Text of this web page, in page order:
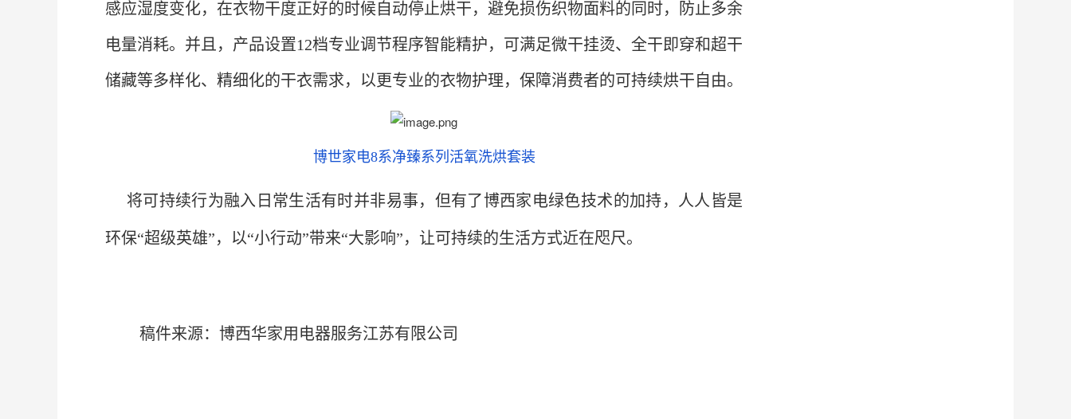
感应湿度变化，在衣物干度正好的时候自动停止烘干，避免损伤织物面料的同时，防止多余
电量消耗。并且，产品设置12档专业调节程序智能精护，可满足微干挂烫、全干即穿和超干
储藏等多样化、精细化的干衣需求，以更专业的衣物护理，保障消费者的可持续烘干自由。
博世家电8系净臻系列活氧洗烘套装
将可持续行为融入日常生活有时并非易事，但有了博西家电绿色技术的加持，人人皆是
环保“超级英雄”，以“小行动”带来“大影响”，让可持续的生活方式近在咫尺。
稿件来源：博西华家用电器服务江苏有限公司